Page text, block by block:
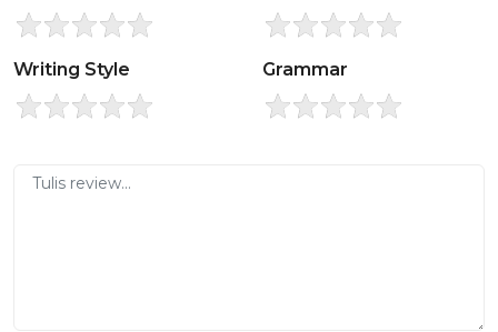
Writing Style Grammar